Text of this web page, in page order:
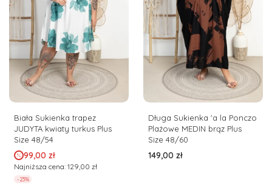
Biała Sukienka trapez
JUDYTA kwiaty turkus Plus
Size 48/54
Cena promocyjna
99,00 zł
Najniższa cena: 129,00 zł
-23%
Długa Sukienka 'a la Ponczo
Plażowe MEDIN brąz Plus
Size 48/60
Cena
149,00 zł